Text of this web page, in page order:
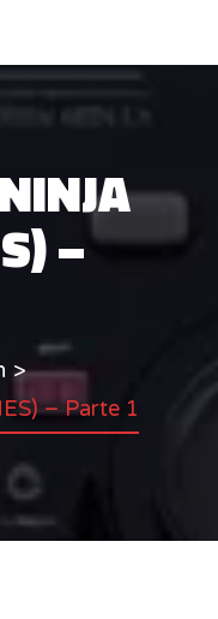
–
– Parte 1